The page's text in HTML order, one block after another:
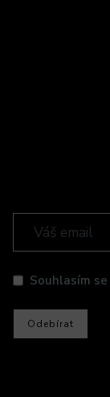
Souhlasím se
Odebírat